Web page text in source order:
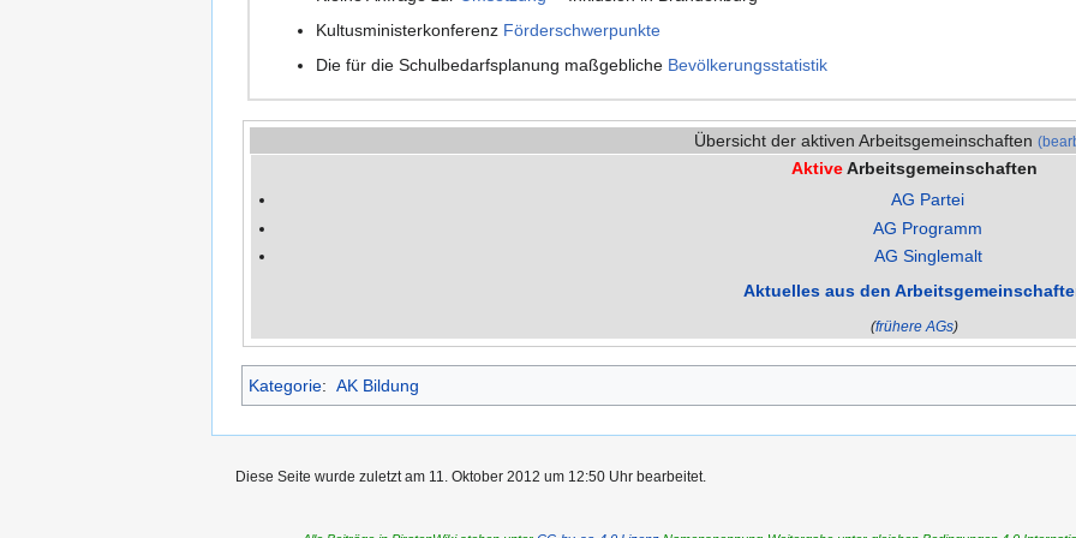
Kultusministerkonferenz Förderschwerpunkte
Die für die Schulbedarfsplanung maßgebliche Bevölkerungsstatistik
Übersicht der aktiven Arbeitsgemeinschaften
AktiveArbeitsgemeinschaften
AG Partei
AG Programm
AG Singlemalt
Aktuelles aus den
(frühere AGs)
Kategorie: AK Bildung
Diese Seite wurde zuletzt am 11. Oktober 2012 um 12:50 Uhr bearbeitet.